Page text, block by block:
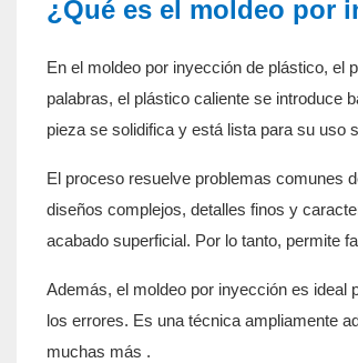
¿Qué es el moldeo por
En el moldeo por inyección de plástico, el
palabras, el plástico caliente se introduce
pieza se solidifica y está lista para su uso
El proceso resuelve problemas comunes
diseños complejos, detalles finos y
acabado superficial. Por lo tanto, permite
Además, el moldeo por inyección es ideal
los errores. Es una técnica ampliamente
muchas más .